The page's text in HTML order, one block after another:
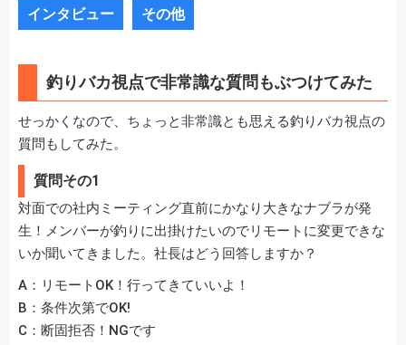
インタビュー その他
釣りバカ視点で非常識な質問もぶつけてみた
せっかくなので、ちょっと非常識とも思える釣りバカ視点の
質問もしてみた。
質問その1
対面での社内ミーティング直前にかなり大きなナブラが発
生！メンバーが釣りに出掛けたいのでリモートに変更できな
いか聞いてきました。社長はどう回答しますか？
A：リモートOK！行ってきていいよ！
B：条件次第でOK!
C：断固拒否！NGです